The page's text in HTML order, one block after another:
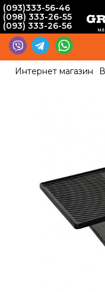
(093)333-56-46
(098) 333-26-55
(093) 333-26-56
Интернет магазин